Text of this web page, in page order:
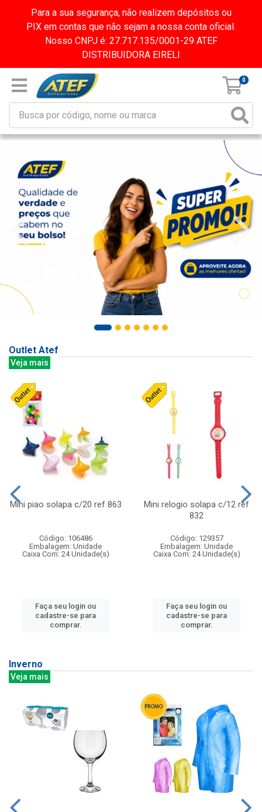
Para a sua segurança, não realizem depósitos ou
PIX em contas que não sejam a nossa conta oficial.
Nosso CNPJ é: 27.717.135/0001-29 ATEF
DISTRIBUIDORA EIRELI
0
Outlet Atef
Veja mais
Mini piao solapa c/20 ref 863
Código: 106486
Embalagem: Unidade
Caixa Com: 24 Unidade(s)
Faça seu login ou
cadastre-se para
comprar.
Mini relogio solapa c/12 ref
832
Código: 129357
Embalagem: Unidade
Caixa Com: 24 Unidade(s)
Faça seu login ou
cadastre-se para
comprar.
Inverno
Veja mais